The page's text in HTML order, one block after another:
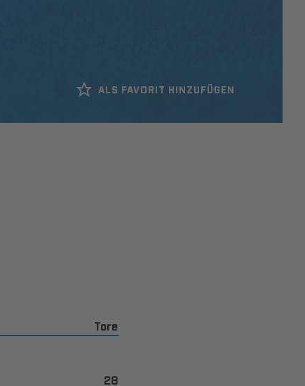
ALS FAVORIT HINZUFÜGEN
Tore
